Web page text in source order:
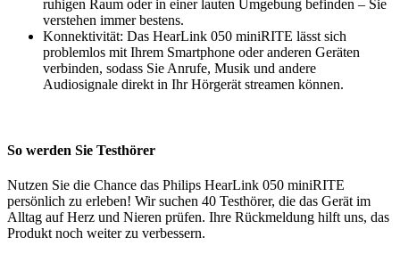
ruhigen Raum oder in einer lauten Umgebung befinden – Sie
verstehen immer bestens.
Konnektivität: Das HearLink 050 miniRITE lässt sich
problemlos mit Ihrem Smartphone oder anderen Geräten
verbinden, sodass Sie Anrufe, Musik und andere
Audiosignale direkt in Ihr Hörgerät streamen können.
So werden Sie Testhörer
Nutzen Sie die Chance das Philips HearLink 050 miniRITE
persönlich zu erleben! Wir suchen 40 Testhörer, die das Gerät im
Alltag auf Herz und Nieren prüfen. Ihre Rückmeldung hilft uns, das
Produkt noch weiter zu verbessern.